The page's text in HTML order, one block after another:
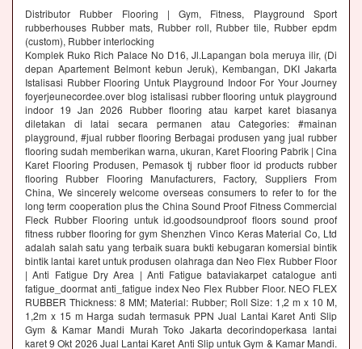
Distributor Rubber Flooring | Gym, Fitness, Playground Sport
rubberhouses Rubber mats, Rubber roll, Rubber tile, Rubber epdm
(custom), Rubber interlocking
Komplek Ruko Rich Palace No D16, Jl.Lapangan bola meruya ilir, (Di
depan Apartement Belmont kebun Jeruk), Kembangan, DKI Jakarta
Istalisasi Rubber Flooring Untuk Playground Indoor For Your Journey
foyerjeunecordee.over blog istalisasi rubber flooring untuk playground
indoor 19 Jan 2026 Rubber flooring atau karpet karet biasanya
diletakan di latai secara permanen atau Categories: #mainan
playground, #jual rubber flooring Berbagai produsen yang jual rubber
flooring sudah memberikan warna, ukuran, Karet Flooring Pabrik | Cina
Karet Flooring Produsen, Pemasok tj rubber floor id products rubber
flooring Rubber Flooring Manufacturers, Factory, Suppliers From
China, We sincerely welcome overseas consumers to refer to for the
long term cooperation plus the China Sound Proof Fitness Commercial
Fleck Rubber Flooring untuk id.goodsoundproof floors sound proof
fitness rubber flooring for gym Shenzhen Vinco Keras Material Co, Ltd
adalah salah satu yang terbaik suara bukti kebugaran komersial bintik
bintik lantai karet untuk produsen olahraga dan Neo Flex Rubber Floor
| Anti Fatigue Dry Area | Anti Fatigue bataviakarpet catalogue anti
fatigue_doormat anti_fatigue index Neo Flex Rubber Floor. NEO FLEX
RUBBER Thickness: 8 MM; Material: Rubber; Roll Size: 1,2 m x 10 M,
1,2m x 15 m Harga sudah termasuk PPN Jual Lantai Karet Anti Slip
Gym & Kamar Mandi Murah Toko Jakarta decorindoperkasa lantai
karet 9 Okt 2026 Jual Lantai Karet Anti Slip untuk Gym & Kamar Mandi.